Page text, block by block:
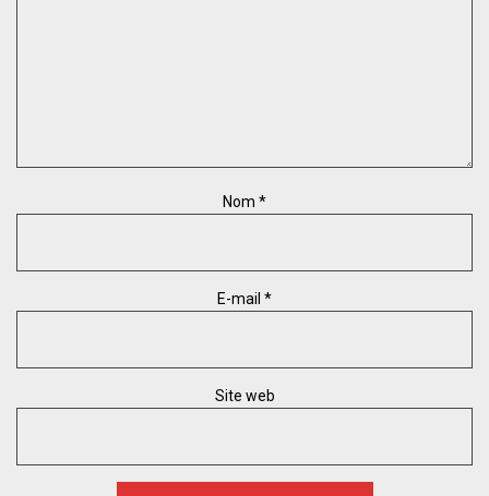
Nom *
E-mail *
Site web